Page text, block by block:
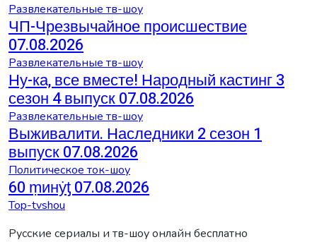
Развлекательные тв-шоу
ЧП-Чрезвычайное происшествие
07.08.2026
Развлекательные тв-шоу
Ну-ка, все вместе! Народный кастинг 3
сезон 4 выпуск 07.08.2026
Развлекательные тв-шоу
Выживалити. Наследники 2 сезон 1
выпуск 07.08.2026
Политическое ток-шоу
60 ṃинẏƫ 07.08.2026
Top-tvshou
Русские сериалы и тв-шоу онлайн бесплатно